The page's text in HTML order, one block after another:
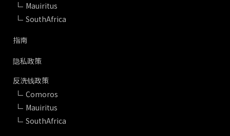
Mauiritus
SouthAfrica
指南
隐私政策
反洗钱政策
Comoros
Mauiritus
SouthAfrica